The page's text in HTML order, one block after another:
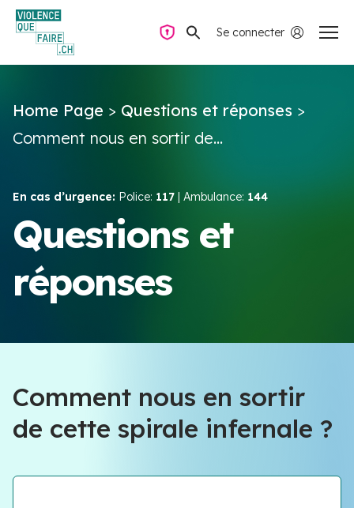
Se connecter
Questions & Réponses
La violence dans le couple
Ressources & Campagnes
Navigation privée
Home Page > Questions et réponses >
Comment nous en sortir de...
En cas d’urgence: Police: 117 | Ambulance: 144
Questions et
réponses
Comment nous en sortir
de cette spirale infernale ?